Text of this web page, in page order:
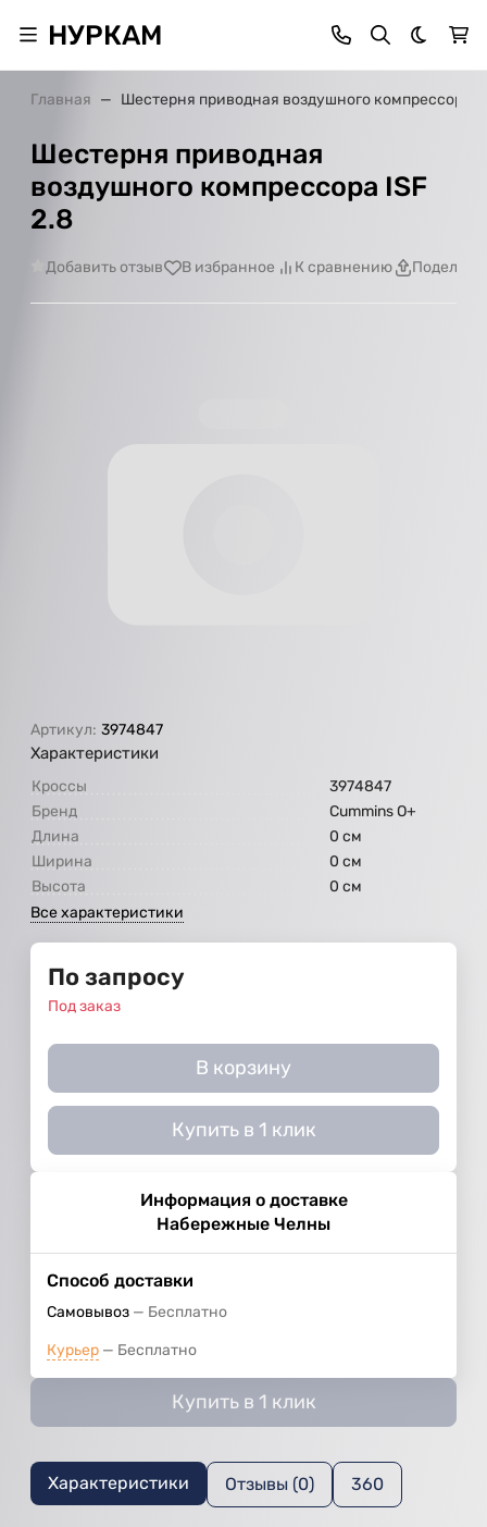
НУРКАМ Темная
Главная Шестерня приводная воздушного компрессора
Шестерня приводная
воздушного компрессора ISF
2.8
Добавить отзыв В избранное К сравнению
Артикул: 3974847
Характеристики
Кроссы
3974847
Бренд
Cummins O+
Длина
0 см
Ширина
0 см
Высота
0 см
Все характеристики
По запросу
Под заказ
В корзину
Купить в 1 клик
Информация о доставке
Набережные Челны
Способ доставки
Самовывоз Бесплатно
Курьер Бесплатно
Купить в 1 клик
Характеристики Отзывы (0) 360